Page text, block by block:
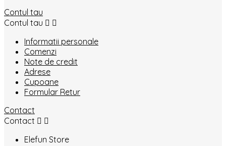
Contul tau
Contul tau  
Informatii personale
Comenzi
Note de credit
Adrese
Cupoane
Formular Retur
Contact
Contact  
Elefun Store